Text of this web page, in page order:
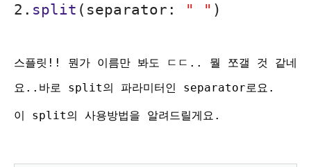
2. split (separator: " " )
스플릿!! 뭔가 이름만 봐도 ㄷㄷ.. 뭘 쪼갤 것 같네
요..바로 split의 파라미터인 separator로요.
이 split의 사용방법을 알려드릴게요.